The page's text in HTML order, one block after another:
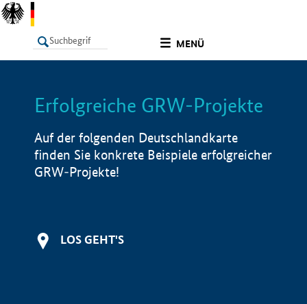
MENÜ
LISTE Info
Erfolgreiche GRW-Projekte
Auf der folgenden Deutschlandkarte
finden Sie konkrete Beispiele erfolgreicher
GRW-Projekte!
LOS GEHT'S